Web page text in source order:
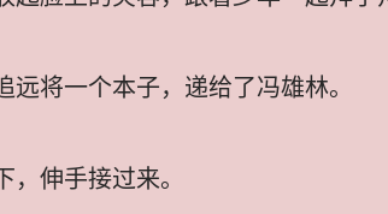
远将一个本子，递给了冯雄林。
，伸手接过来。